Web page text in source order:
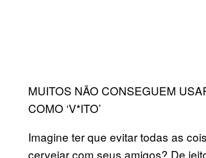
MUITOS NÃO CONSEGUEM
COMO ‘V*ITO’
Imagine ter que evitar todas as
cervejar com seus amigos? De